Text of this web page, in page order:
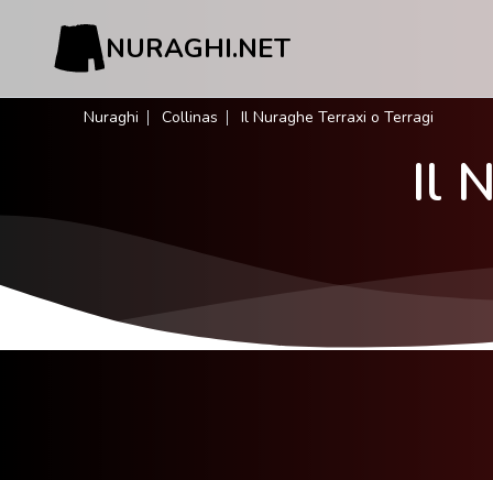
NURAGHI.NET
Nuraghi Collinas Il Nuraghe Terraxi o Terragi
Il